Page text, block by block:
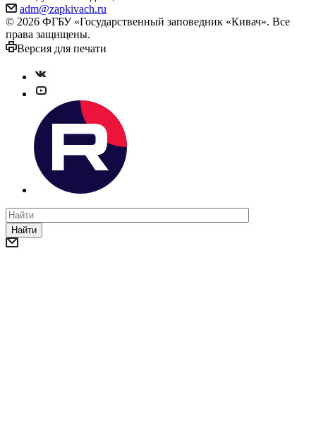
adm@zapkivach.ru
© 2026 ФГБУ «Государственный заповедник «Кивач». Все
права защищены.
Версия для печати
Найти